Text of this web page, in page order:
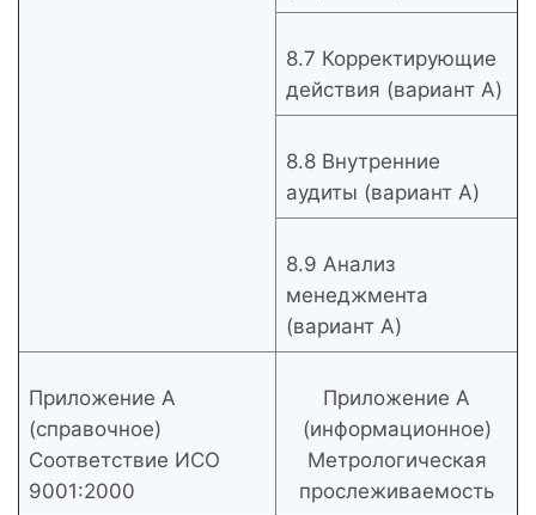
8.7 Корректирующие
действия (вариант A)
8.8 Внутренние
аудиты (вариант A)
8.9 Анализ
менеджмента
(вариант A)
Приложение А
(справочное)
Соответствие ИСО
9001:2000
Приложение A
(информационное)
Метрологическая
прослеживаемость